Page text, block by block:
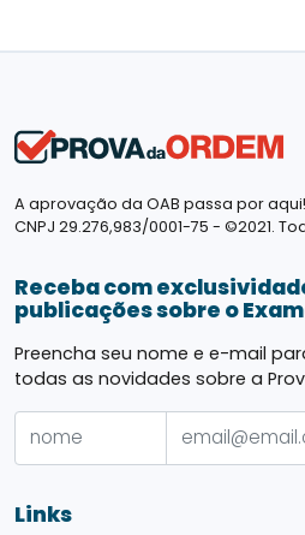
A aprovação da OAB passa por aqui!
CNPJ 29.276,983/0001-75 - ©2021.
Receba com
publicações sobre o
Preencha seu nome e e-mail
todas as novidades sobre a
Links